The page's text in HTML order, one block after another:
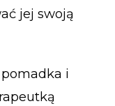
jej swoją
i